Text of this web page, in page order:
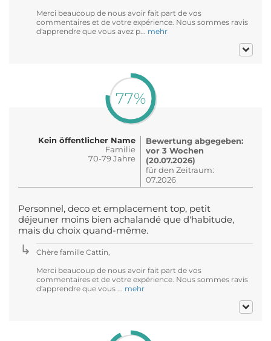
Merci beaucoup de nous avoir fait part de vos
commentaires et de votre expérience. Nous sommes ravis
d'apprendre que vous avez p... mehr
77%
Kein öffentlicher Name
Familie
70-79 Jahre
Bewertung abgegeben:
vor 3 Wochen
(20.07.2026)
für den Zeitraum:
07.2026
Personnel, deco et emplacement top, petit
déjeuner moins bien achalandé que d'habitude,
mais du choix quand-même.
Chère famille Cattin,
Merci beaucoup de nous avoir fait part de vos
commentaires et de votre expérience. Nous sommes ravis
d'apprendre que vous ... mehr